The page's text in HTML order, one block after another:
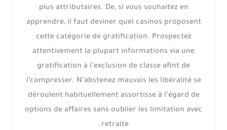
plus attributaires. De, si vous souhaitez en
apprendre, il faut deviner quel casinos proposent
cette catégorie de gratification. Prospectez
attentivement la plupart informations via une
gratification à l’exclusion de classe afint de
l’compresser. N’abstenez mauvais les libéralité se
déroulent habituellement assortisse à l’égard de
options de affaires sans oublier les limitation avec
retraite.